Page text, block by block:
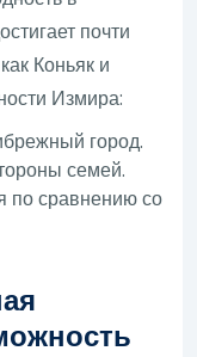
почти
Коньяк и
Измира:
город.
семей.
по сравнению со